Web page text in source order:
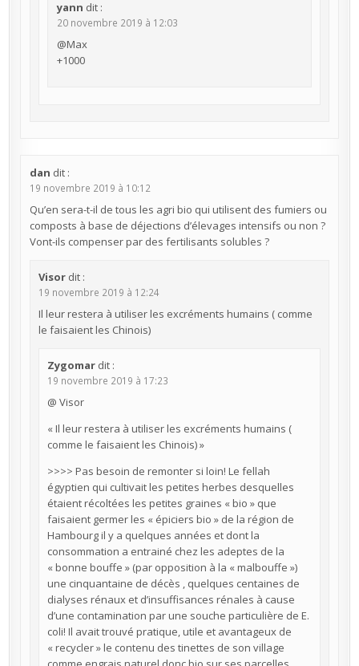
yann dit :
20 novembre 2019 à 12:03
@Max
+1000
dan dit :
19 novembre 2019 à 10:12
Qu’en sera-t-il de tous les agri bio qui utilisent des fumiers ou
composts à base de déjections d’élevages intensifs ou non ?
Vont-ils compenser par des fertilisants solubles ?
Visor dit :
19 novembre 2019 à 12:24
Il leur restera à utiliser les excréments humains ( comme
le faisaient les Chinois)
Zygomar dit :
19 novembre 2019 à 17:23
@ Visor
« Il leur restera à utiliser les excréments humains (
comme le faisaient les Chinois) »
>>>> Pas besoin de remonter si loin! Le fellah
égyptien qui cultivait les petites herbes desquelles
étaient récoltées les petites graines « bio » que
faisaient germer les « épiciers bio » de la région de
Hambourg il y a quelques années et dont la
consommation a entrainé chez les adeptes de la
« bonne bouffe » (par opposition à la « malbouffe »)
une cinquantaine de décès , quelques centaines de
dialyses rénaux et d’insuffisances rénales à cause
d’une contamination par une souche particulière de E.
coli! Il avait trouvé pratique, utile et avantageux de
« recycler » le contenu des tinettes de son village